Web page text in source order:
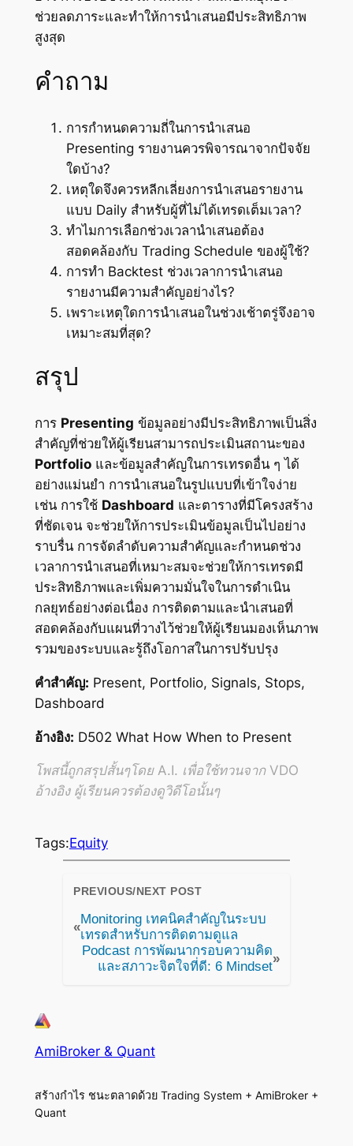
ช่วยลดภาระและทำให้การนำเสนอมีประสิทธิภาพ
สูงสุด
คำถาม
การกำหนดความถี่ในการนำเสนอ
Presenting รายงานควรพิจารณาจากปัจจัย
ใดบ้าง?
เหตุใดจึงควรหลีกเลี่ยงการนำเสนอรายงาน
แบบ Daily สำหรับผู้ที่ไม่ได้เทรดเต็มเวลา?
ทำไมการเลือกช่วงเวลานำเสนอต้อง
สอดคล้องกับ Trading Schedule ของผู้ใช้?
การทำ Backtest ช่วงเวลาการนำเสนอ
รายงานมีความสำคัญอย่างไร?
เพราะเหตุใดการนำเสนอในช่วงเช้าตรู่จึงอาจ
เหมาะสมที่สุด?
สรุป
การ Presenting ข้อมูลอย่างมีประสิทธิภาพเป็นสิ่ง
สำคัญที่ช่วยให้ผู้เรียนสามารถประเมินสถานะของ
Portfolioและข้อมูลสำคัญในการเทรดอื่น ๆ ได้
อย่างแม่นยำ การนำเสนอในรูปแบบที่เข้าใจง่าย
เช่น การใช้ Dashboard และตารางที่มีโครงสร้าง
ที่ชัดเจน จะช่วยให้การประเมินข้อมูลเป็นไปอย่าง
ราบรื่น การจัดลำดับความสำคัญและกำหนดช่วง
เวลาการนำเสนอที่เหมาะสมจะช่วยให้การเทรดมี
ประสิทธิภาพและเพิ่มความมั่นใจในการดำเนิน
กลยุทธ์อย่างต่อเนื่อง การติดตามและนำเสนอที่
สอดคล้องกับแผนที่วางไว้ช่วยให้ผู้เรียนมองเห็นภาพ
รวมของระบบและรู้ถึงโอกาสในการปรับปรุง
คำสำคัญ: Present, Portfolio, Signals, Stops,
Dashboard
อ้างอิง: D502 What How When to Present
โพสนี้ถูกสรุปสั้นๆโดย A.I. เพื่อใช้ทวนจาก VDO
อ้างอิง ผู้เรียนควรต้องดูวิดีโอนั้นๆ
Tags:Equity
PREVIOUS/NEXT POST
«
Monitoring เทคนิคสำคัญในระบบ
เทรดสำหรับการติดตามดูแล
Podcast การพัฒนากรอบความคิด
และสภาวะจิตใจที่ดี: 6 Mindset
»
AmiBroker & Quant
สร้างกำไร ชนะตลาดด้วย Trading System + AmiBroker +
Quant